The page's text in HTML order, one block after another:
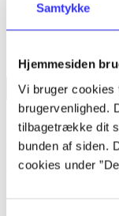
Samtykke
Hjemmesiden
Vi bruger
brugervenlighed.
tilbagetrække dit
bunden af siden.
cookies under
ForsideBøgerArtikler
Søg
Log ind